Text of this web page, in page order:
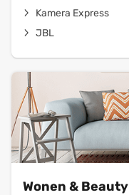
Kamera Express
JBL
Wonen & Beauty